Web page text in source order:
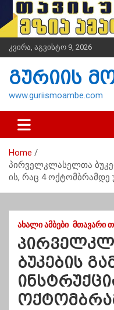
i
t
n
კვირა, აგვისტო 9, 2026
გურიის
www.guriismoambe.com
Home
პირველკლასელთა
ის, რაც 4
ᲐᲮᲐᲚᲘ ᲐᲛᲑᲔᲑᲘ ᲛᲗᲐᲕᲐᲠᲘ
ბუკების